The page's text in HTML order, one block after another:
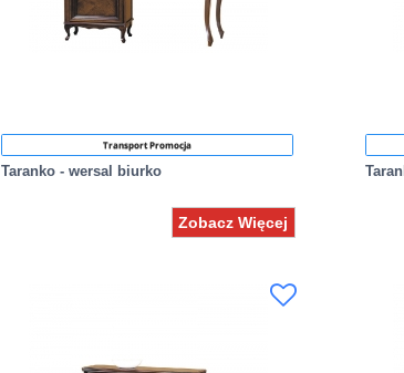
Transport Promocja
Taranko - wersal biurko
Zobacz Więcej